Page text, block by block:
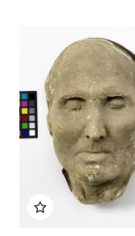
Zu meinem